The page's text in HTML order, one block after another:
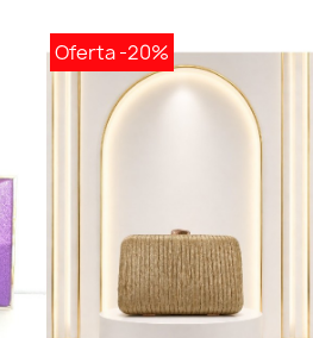
Oferta-20%